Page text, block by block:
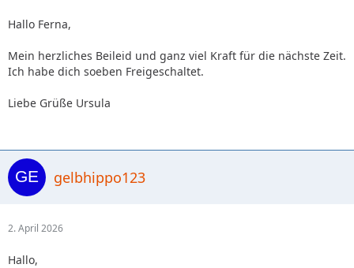
Hallo Ferna,
Mein herzliches Beileid und ganz viel Kraft für die nächste Zeit.
Ich habe dich soeben Freigeschaltet.
Liebe Grüße Ursula
gelbhippo123
2. April 2026
Hallo,